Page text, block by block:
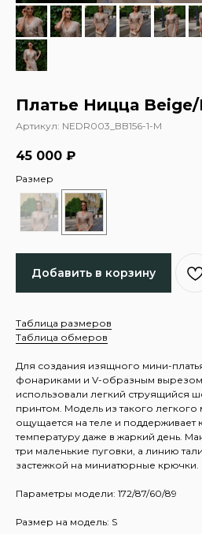
Платье Ницца
Артикул: NEDR003_BB156-1-M
45 000 ₽
Размер
Добавить в корзину
Таблица размеров
Таблица обмеров
Для создания изящного мини-
фонариками и V-образным
использовали легкий струящийся
принтом. Модель из такого легкого
ощущается на теле и
температуру даже в жаркий день.
три маленькие пуговки, а линию
застежкой на миниатюрные крючки.
Параметры модели: 172/87/60/89
Размер на модель: S